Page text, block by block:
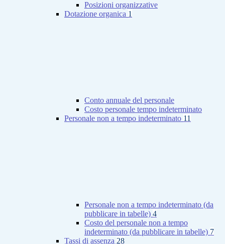
Posizioni organizzative
Dotazione organica 1
Conto annuale del personale
Costo personale tempo indeterminato
Personale non a tempo indeterminato 11
Personale non a tempo indeterminato (da
pubblicare in tabelle) 4
Costo del personale non a tempo
indeterminato (da pubblicare in tabelle) 7
Tassi di assenza 28